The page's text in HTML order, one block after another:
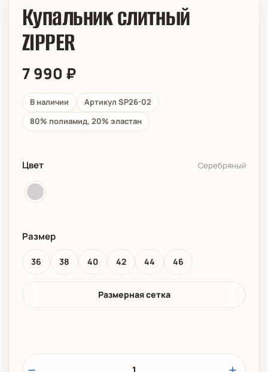
Купальник слитный
ZIPPER
7 990 ₽
В наличии
Артикул SP26-02
80% полиамид, 20% эластан
Цвет Серебряный
Размер
36 38 40 42 44 46
Размерная сетка